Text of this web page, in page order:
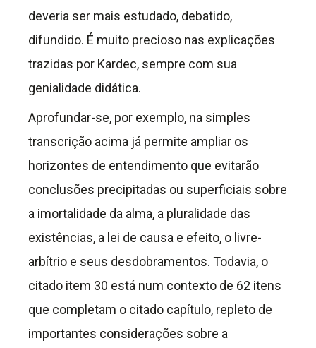
deveria ser mais estudado, debatido,
difundido. É muito precioso nas explicações
trazidas por Kardec, sempre com sua
genialidade didática.
Aprofundar-se, por exemplo, na simples
transcrição acima já permite ampliar os
horizontes de entendimento que evitarão
conclusões precipitadas ou superficiais sobre
a imortalidade da alma, a pluralidade das
existências, a lei de causa e efeito, o livre-
arbítrio e seus desdobramentos. Todavia, o
citado item 30 está num contexto de 62 itens
que completam o citado capítulo, repleto de
importantes considerações sobre a